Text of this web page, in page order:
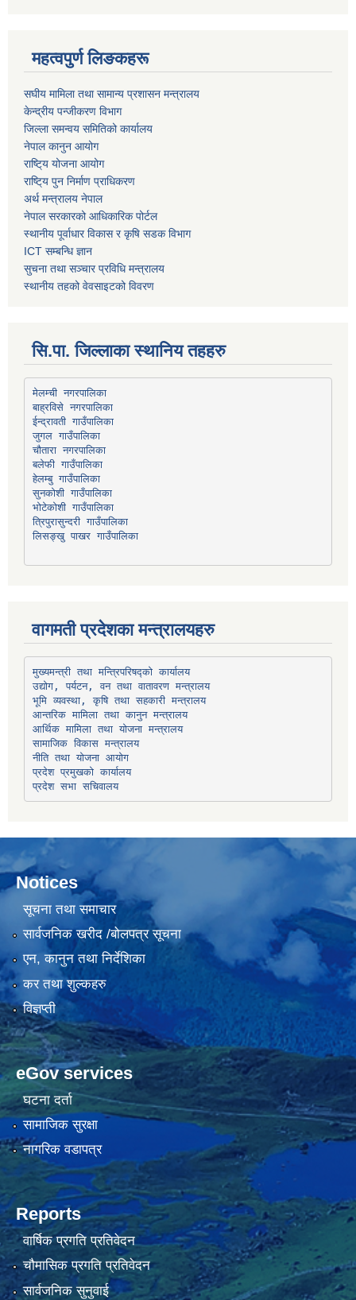
महत्वपुर्ण लिङकहरू
स‌घीय मामिला तथा सामान्य प्रशासन मन्त्रालय
केन्द्रीय पन्जीकरण विभाग
जिल्ला समन्वय समितिको कार्यालय
नेपाल कानुन आयोग
राष्टि्य योजना आयोग
राष्टि्य पुन निर्माण प्राधिकरण
अर्थ मन्त्रालय नेपाल
नेपाल सरकारको आधिकारिक पोर्टल
स्थानीय पूर्वाधार विकास र कृषि सडक विभाग
ICT सम्बन्धि ज्ञान
सुचना तथा सञ्चार प्रविधि मन्त्रालय
स्थानीय तहको वेवसाइटको विवरण
सि.पा. जिल्लाका स्थानिय तहहरु
मेलम्ची नगरपालिका
बाह्रविसे नगरपालिका
ईन्द्रावती गाउँपालिका
जुगल गाउँपालिका
चौतारा नगरपालिका
बलेफी गाउँपालिका
हेलम्बु गाउँपालिका
सुनकोशी गाउँपालिका
भोटेकोशी गाउँपालिका
त्रिपुरासुन्दरी गाउँपालिका
लिसङ्खु पाखर गाउँपालिका
वागमती प्रदेशका मन्त्रालयहरु
मुख्यमन्त्री तथा मन्त्रिपरिषद्को कार्यालय
उद्योग, पर्यटन, वन तथा वातावरण मन्त्रालय
भूमि व्यवस्था, कृषि तथा सहकारी मन्त्रालय
आन्तरिक मामिला तथा कानुन मन्त्रालय
आर्थिक मामिला तथा योजना मन्त्रालय
सामाजिक विकास मन्त्रालय
नीति तथा योजना आयोग
प्रदेश प्रमुखको कार्यालय
प्रदेश सभा सचिवालय
Notices
सूचना तथा समाचार
सार्वजनिक खरीद /बोलपत्र सूचना
एन, कानुन तथा निर्देशिका
कर तथा शुल्कहरु
विज्ञप्ती
eGov services
घटना दर्ता
सामाजिक सुरक्षा
नागरिक वडापत्र
Reports
वार्षिक प्रगति प्रतिवेदन
चौमासिक प्रगति प्रतिवेदन
सार्वजनिक सुनुवाई